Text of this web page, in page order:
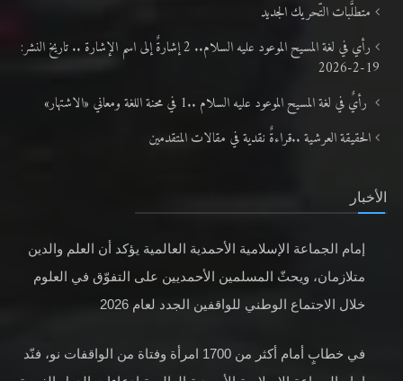
متطلَّبات التّحريك الجديد
رأي في لغة المسيح الموعود عليه السلام.. 2 إشارةٌ إلى اسم الإشارة .. تاريخ النشر:
19-2-2026
رأيٌ في لغة المسيح الموعود عليه السلام ..1 في محنة اللغة ومعاني «الاشتهار»
الحقيقة العرشية ..قراءةٌ نقدية في مقالات المتقدمين
الأخبار
إمام الجماعة الإسلامية الأحمدية العالمية يؤكد أن العلم والدين
متلازمان، ويحثّ المسلمين الأحمديين على التفوّق في العلوم
خلال الاجتماع الوطني للواقفين الجدد لعام 2026
في خطابٍ أمام أكثر من 1700 امرأة وفتاة من الواقفات نو، فنّد